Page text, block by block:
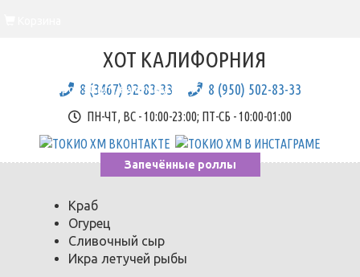
Всего товаров:: 0шт., на сумму:: руб.
ХОТ КАЛИФОРНИЯ
8 (3467) 92-83-33 8 (950) 502-83-33
ПН-ЧТ, ВС - 10:00-23:00; ПТ-СБ - 10:00-01:00
Запечённые роллы
Краб
Огурец
Сливочный сыр
Икра летучей рыбы